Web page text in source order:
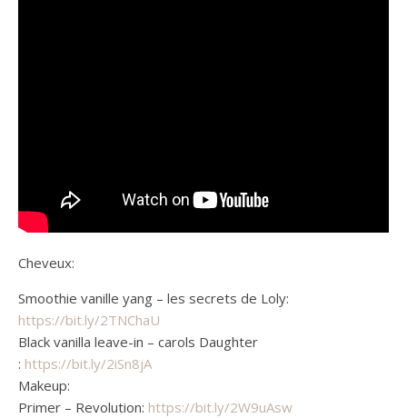
Cheveux:
Smoothie vanille yang – les secrets de Loly:
https://bit.ly/2TNChaU
Black vanilla leave-in – carols Daughter
: https://bit.ly/2iSn8jA
Makeup:
Primer – Revolution: https://bit.ly/2W9uAsw